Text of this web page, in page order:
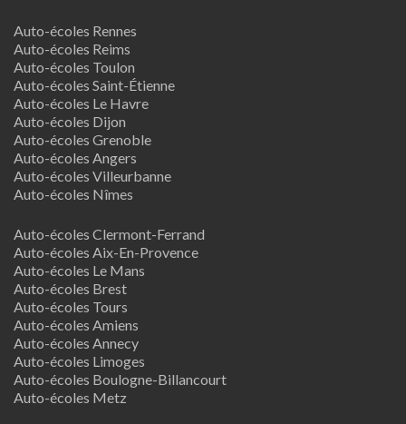
Auto-écoles Rennes
Auto-écoles Reims
Auto-écoles Toulon
Auto-écoles Saint-Étienne
Auto-écoles Le Havre
Auto-écoles Dijon
Auto-écoles Grenoble
Auto-écoles Angers
Auto-écoles Villeurbanne
Auto-écoles Nîmes
Auto-écoles Clermont-Ferrand
Auto-écoles Aix-En-Provence
Auto-écoles Le Mans
Auto-écoles Brest
Auto-écoles Tours
Auto-écoles Amiens
Auto-écoles Annecy
Auto-écoles Limoges
Auto-écoles Boulogne-Billancourt
Auto-écoles Metz